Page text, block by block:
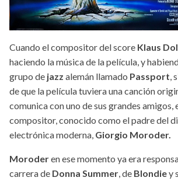
Cuando el compositor del score Klaus
haciendo la música de la película, y
grupo de jazz alemán llamado Passport ,
de que la película tuviera una canción
comunica con uno de sus grandes amigos,
compositor, conocido como el padre del
electrónica moderna, Giorgio Moroder.
Moroderen ese momento ya era
carrera de Donna Summer , de Blondiey